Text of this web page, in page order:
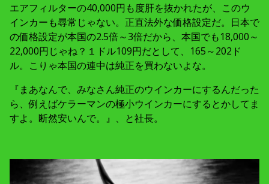
エアフィルターの40,000円も度肝を抜かれたが、このウ
インカーも尋常じゃない。正直法外な価格設定だ。日本で
の価格設定が本国の2.5倍～3倍だから、本国でも18,000～
22,000円じゃね？１ドル109円だとして、165～202ド
ル。こりゃ本国の連中は純正を買わないよな。
『まあなんで、みなさん純正のウインカーにするんだった
ら、例えばケラーマンの極小ウインカーにするとかしてま
すよ。断然安いんで。』、と社長。